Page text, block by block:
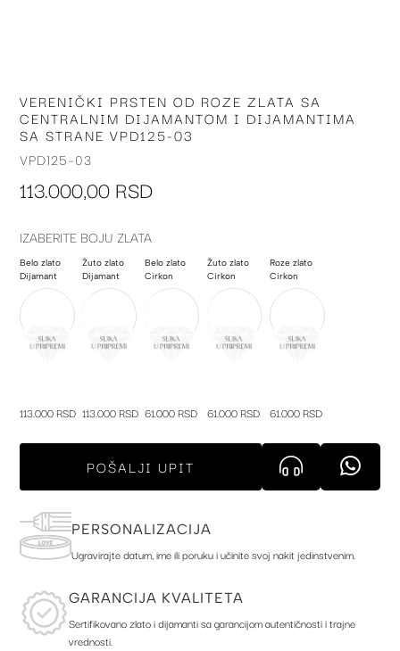
Skip
to
the
beginning
the
VERENIČKI PRSTEN OD ROZE ZLATA SA
CENTRALNIM DIJAMANTOM I DIJAMANTIMA
SA STRANE VPD125-03
VPD125-03
113.000,00 RSD
IZABERITE BOJU ZLATA
Belo zlato
Dijamant
113.000 RSD
Žuto zlato
Dijamant
113.000 RSD
Belo zlato
Cirkon
61.000 RSD
Žuto zlato
Cirkon
61.000 RSD
Roze zlato
Cirkon
61.000 RSD
POŠALJI UPIT
PERSONALIZACIJA
Ugravirajte datum, ime ili poruku i učinite svoj nakit jedinstvenim.
GARANCIJA KVALITETA
Sertifikovano zlato i dijamanti sa garancijom autentičnosti i trajne
vrednosti.